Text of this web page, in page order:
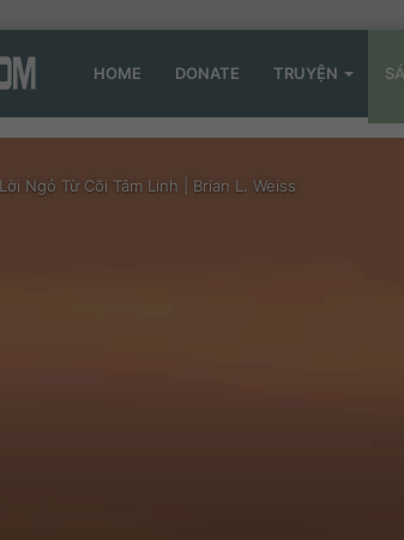
HOME DONATE TRUYỆN
Lời Ngỏ Từ Cõi Tâm Linh | Brian L. Weiss